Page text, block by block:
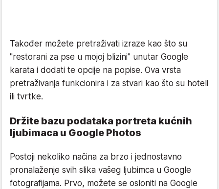
Također možete pretraživati izraze kao što su
"restorani za pse u mojoj blizini" unutar Google
karata i dodati te opcije na popise. Ova vrsta
pretraživanja funkcionira i za stvari kao što su hoteli
ili tvrtke.
Držite bazu podataka portreta kućnih
ljubimaca u Google Photos
Postoji nekoliko načina za brzo i jednostavno
pronalaženje svih slika vašeg ljubimca u Google
fotografijama. Prvo, možete se osloniti na Google